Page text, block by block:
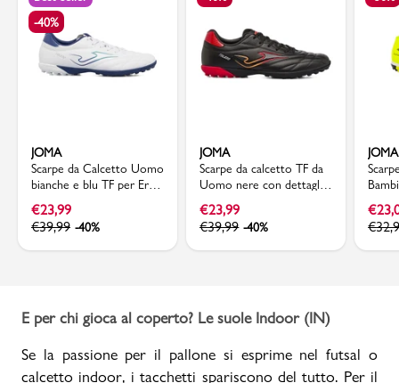
-40%
JOMA
Scarpe da Calcetto Uomo
bianche e blu TF per Erba
Sintetica Joma
€23,99
€39,99 -40%
JOMA
Scarpe da calcetto TF da
Uomo nere con dettagli
rossi Toledo Joma
€23,99
€39,99 -40%
JOMA
Copa
€
€
E per chi gioca al coperto? Le suole Indoor (IN)
Se la passione per il pallone si esprime nel futsal o
calcetto indoor, i tacchetti spariscono del tutto. Per il